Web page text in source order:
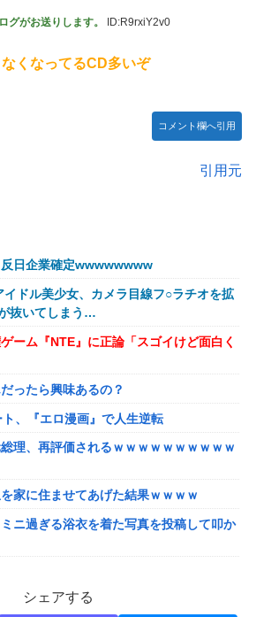
グがお送りします。 ID:R9rxiY2v0
くなってるCD多いぞ
コメント欄へ引用
引用元
反日企業確定wwwwwwww
イドル美少女、カメラ目線フ○ラチオを拡
抜いてしまう…
ーム『NTE』に正論「スゴイけど面白く
ったら興味あるの？
ト、『エロ漫画』で人生逆転
総理、再評価されるｗｗｗｗｗｗｗｗｗｗ
を家に住ませてあげた結果ｗｗｗｗ
ミニ過ぎる浴衣を着た写真を投稿して叩か
→結果wwwwwwww
シェアする